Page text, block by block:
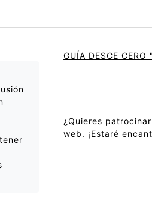
GUÍA DESCE CERO
¿Quieres
web. ¡Estaré